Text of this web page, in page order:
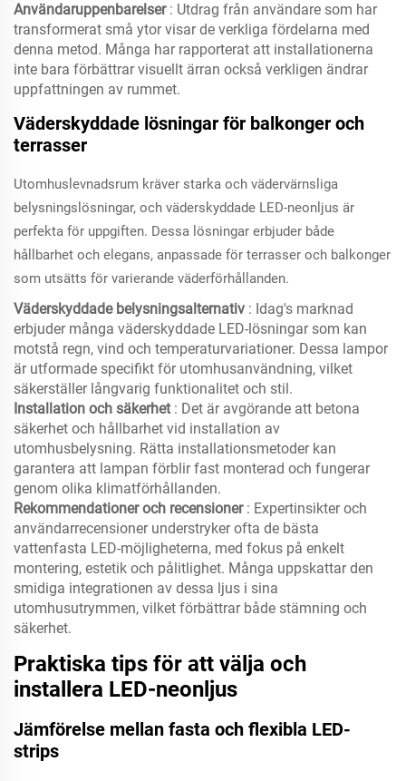
Användaruppenbarelser : Utdrag från användare som har
transformerat små ytor visar de verkliga fördelarna med
denna metod. Många har rapporterat att installationerna
inte bara förbättrar visuellt ärran också verkligen ändrar
uppfattningen av rummet.
Väderskyddade lösningar för balkonger och
terrasser
Utomhuslevnadsrum kräver starka och vädervärnsliga
belysningslösningar, och väderskyddade LED-neonljus är
perfekta för uppgiften. Dessa lösningar erbjuder både
hållbarhet och elegans, anpassade för terrasser och balkonger
som utsätts för varierande väderförhållanden.
Väderskyddade belysningsalternativ : Idag's marknad
erbjuder många väderskyddade LED-lösningar som kan
motstå regn, vind och temperaturvariationer. Dessa lampor
är utformade specifikt för utomhusanvändning, vilket
säkerställer långvarig funktionalitet och stil.
Installation och säkerhet : Det är avgörande att betona
säkerhet och hållbarhet vid installation av
utomhusbelysning. Rätta installationsmetoder kan
garantera att lampan förblir fast monterad och fungerar
genom olika klimatförhållanden.
Rekommendationer och recensioner : Expertinsikter och
användarrecensioner understryker ofta de bästa
vattenfasta LED-möjligheterna, med fokus på enkelt
montering, estetik och pålitlighet. Många uppskattar den
smidiga integrationen av dessa ljus i sina
utomhusutrymmen, vilket förbättrar både stämning och
säkerhet.
Praktiska tips för att välja och
installera LED-neonljus
Jämförelse mellan fasta och flexibla LED-
strips